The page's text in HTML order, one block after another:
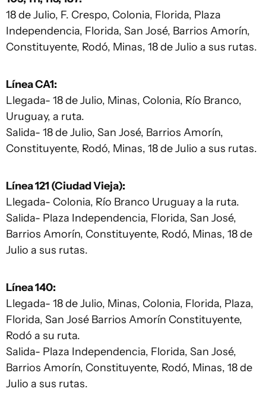
18 de Julio, F. Crespo, Colonia, Florida, Plaza
Independencia, Florida, San José, Barrios Amorín,
Constituyente, Rodó, Minas, 18 de Julio a sus rutas.
Línea CA1:
Llegada- 18 de Julio, Minas, Colonia, Río Branco,
Uruguay, a ruta.
Salida- 18 de Julio, San José, Barrios Amorín,
Constituyente, Rodó, Minas, 18 de Julio a sus rutas.
Línea 121 (Ciudad Vieja):
Llegada- Colonia, Río Branco Uruguay a la ruta.
Salida- Plaza Independencia, Florida, San José,
Barrios Amorín, Constituyente, Rodó, Minas, 18 de
Julio a sus rutas.
Línea 140:
Llegada- 18 de Julio, Minas, Colonia, Florida, Plaza,
Florida, San José Barrios Amorín Constituyente,
Rodó a su ruta.
Salida- Plaza Independencia, Florida, San José,
Barrios Amorín, Constituyente, Rodó, Minas, 18 de
Julio a sus rutas.